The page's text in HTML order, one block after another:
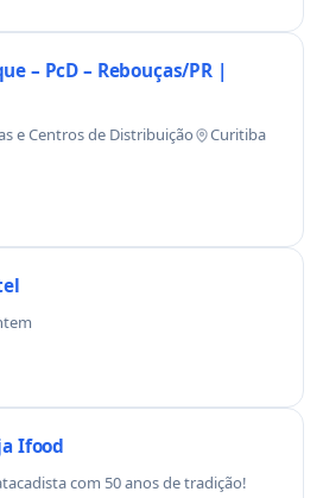
– PcD – Rebouças/PR |
e Centros de Distribuição
Curitiba
Ifood
com 50 anos de tradição!